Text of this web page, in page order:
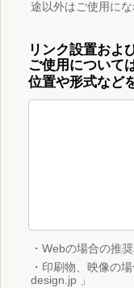
途以外はご使用にな
リンク設置およ
ご使用について
位置や形式など
・Webの場合の推
・印刷物、映像の
design.jp 」